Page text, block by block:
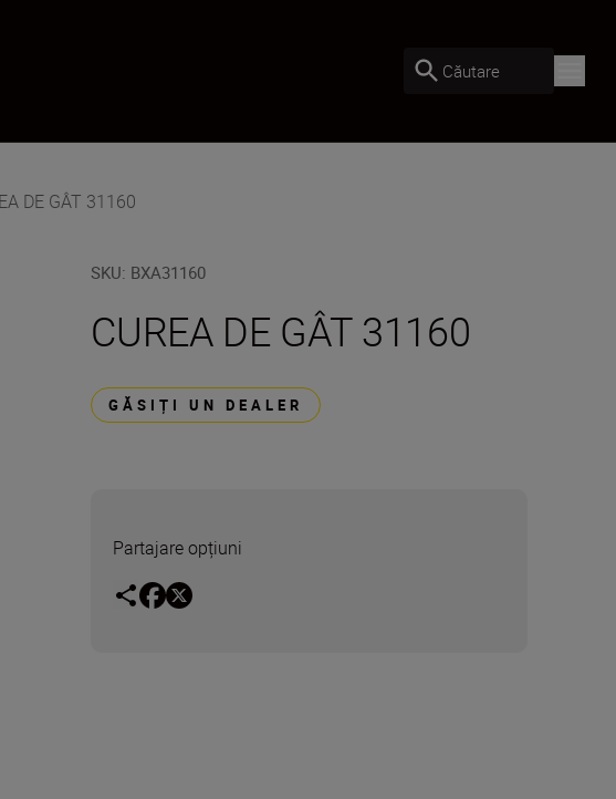
Căutare
DE GÂT 31160
SKU: BXA31160
CUREA DE GÂT 31160
GĂSIȚI UN DEALER
Partajare opțiuni